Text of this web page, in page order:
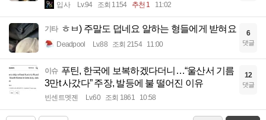
입사 Lv.94 조회 1154 추천 1 11:02
기타 ㅎㅂ) 주말도 덥네요 알하는 형들에게 받혀요
Deadpool Lv.88 조회 2154 11:00
6
댓글
이슈 푸틴, 한국에 보복하겠다더니…“울산서 기름
3만t 사갔다” 주장, 발등에 불 떨어진 이유
빈센트멧젠 Lv.60 조회 1861 10:58
12
댓글